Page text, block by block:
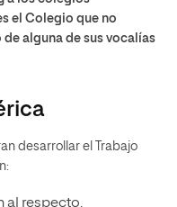
el Colegio que no
alguna de sus vocalías
desarrollar el Trabajo
al respecto.